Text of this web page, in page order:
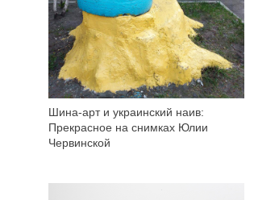
Шина-арт и украинский наив:
Прекрасное на снимках Юлии
Червинской